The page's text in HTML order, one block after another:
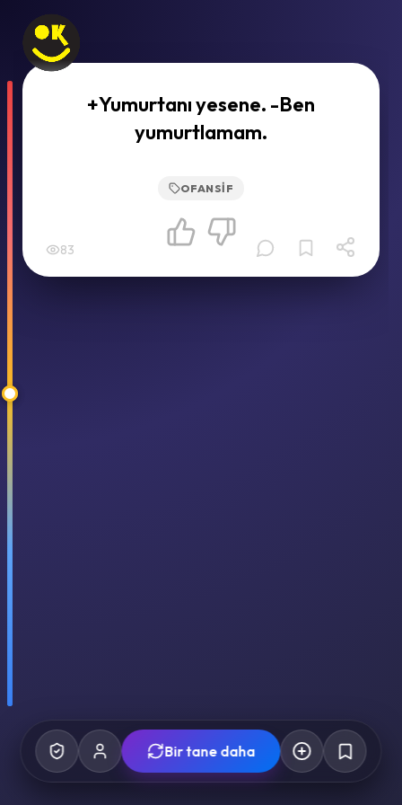
+Yumurtanı yesene. -Ben
yumurtlamam.
OFANSIF
83
Bir tane daha